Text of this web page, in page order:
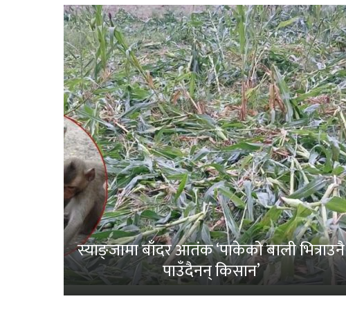
स्याङ्जामा बाँदर आतंक ‘पाकेको बाली भित्राउनै
पाउँदैनन् किसान’